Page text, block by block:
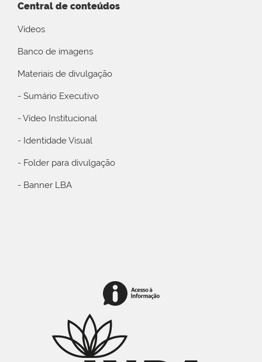
Central de conteúdos
Vídeos
Banco de imagens
Materiais de divulgação
- Sumário Executivo
- Vídeo Institucional
- Identidade Visual
- Folder para divulgação
- Banner LBA